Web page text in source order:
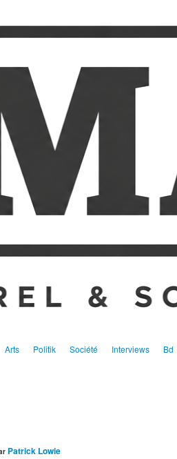
Arts Politik Société Interviews Bd
Patrick Lowie